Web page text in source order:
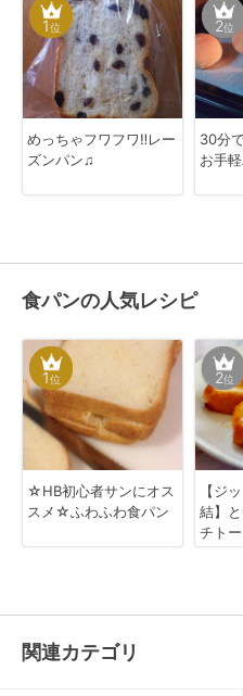
1位
めっちゃフワフワ‼︎レー
ズンパン♫
2位
30分
お手
食パンの人気レシピ
1位
☆HB初心者サンにオス
スメ☆ふわふわ食パン
2位
【ジ
結】
チト
関連カテゴリ